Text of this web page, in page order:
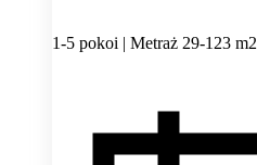
1-5 pokoi | Metraż 29-123 m2